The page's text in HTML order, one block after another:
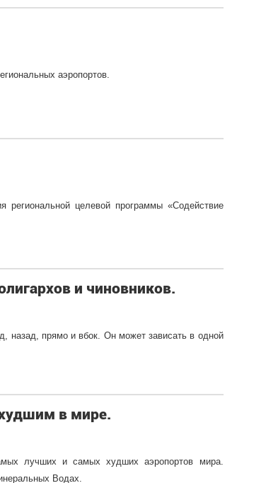
аэропортов.
региональной целевой программы «Содействие
и чиновников.
назад, прямо и вбок. Он может зависать в одной
в мире.
лучших и самых худших аэропортов мира.
Водах.